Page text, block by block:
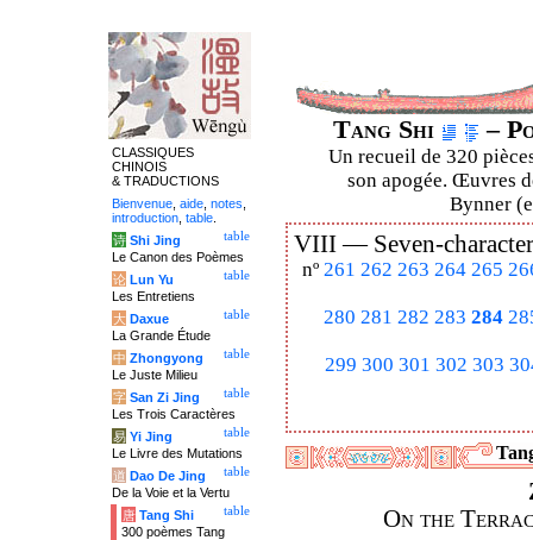
Tang Shi –
Un recueil de 320
son apogée. Œuvres
Bynner
VIII — Seven-
nº 261 262 263 264 265
280 281 282 283 284
299 300 301 302 303
On the
CLASSIQUES
CHINOIS
& TRADUCTIONS
Bienvenue aide notes
introduction table
table
诗 Shi Jing
Le Canon des Poèmes
table
论 Lun Yu
Les Entretiens
table
大 Daxue
La Grande Étude
table
中 Zhongyong
Le Juste Milieu
table
字 San Zi Jing
Les Trois Caractères
table
易 Yi Jing
Le Livre des Mutations
table
道 Dao De Jing
De la Voie et la Vertu
table
唐 Tang Shi
300 poèmes Tang